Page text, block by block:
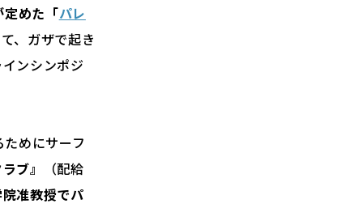
定めた「パレ
、ガザで起き
ンシンポジ
めにサーフ
ブ』
（配給
准教授でパ